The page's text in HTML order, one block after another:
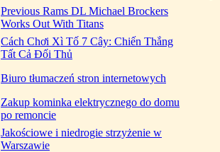
Previous Rams DL Michael Brockers
Works Out With Titans
Cách Chơi Xì Tố 7 Cây: Chiến Thắng
Tất Cả Đối Thủ
Biuro tłumaczeń stron internetowych
Zakup kominka elektrycznego do domu
po remoncie
Jakościowe i niedrogie strzyżenie w
Warszawie